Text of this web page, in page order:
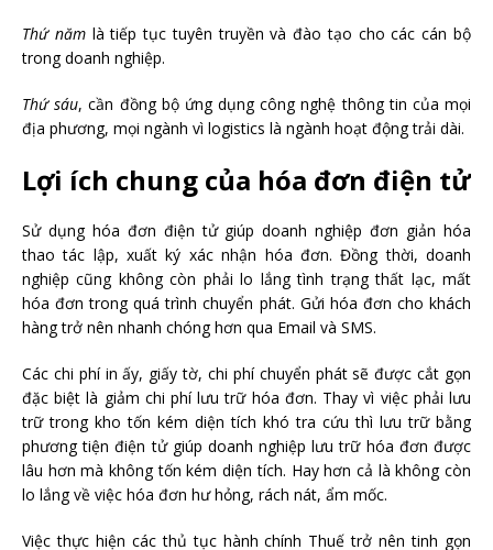
Thứ nămlà tiếp tục tuyên truyền và đào tạo cho các cán bộ
trong doanh nghiệp.
Thứ sáu, cần đồng bộ ứng dụng công nghệ thông tin của mọi
địa phương, mọi ngành vì logistics là ngành hoạt động trải dài.
Lợi ích chung của hóa đơn điện tử
Sử dụng hóa đơn điện tử giúp doanh nghiệp đơn giản hóa
thao tác lập, xuất ký xác nhận hóa đơn. Đồng thời, doanh
nghiệp cũng không còn phải lo lắng tình trạng thất lạc, mất
hóa đơn trong quá trình chuyển phát. Gửi hóa đơn cho khách
hàng trở nên nhanh chóng hơn qua Email và SMS.
Các chi phí in ấy, giấy tờ, chi phí chuyển phát sẽ được cắt gọn
đặc biệt là giảm chi phí lưu trữ hóa đơn. Thay vì việc phải lưu
trữ trong kho tốn kém diện tích khó tra cứu thì lưu trữ bằng
phương tiện điện tử giúp doanh nghiệp lưu trữ hóa đơn được
lâu hơn mà không tốn kém diện tích. Hay hơn cả là không còn
lo lắng về việc hóa đơn hư hỏng, rách nát, ẩm mốc.
Việc thực hiện các thủ tục hành chính Thuế trở nên tinh gọn